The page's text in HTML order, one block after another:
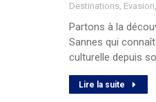
Destinations, Evasion,
Partons à la
Sannes qui
culturelle depuis
Lire la suite